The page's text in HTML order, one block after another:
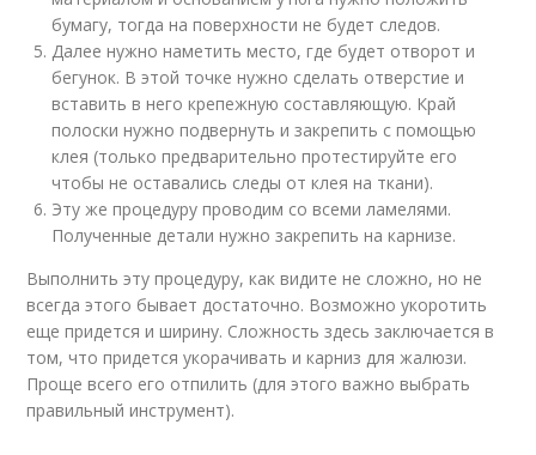
бумагу, тогда на поверхности не будет следов.
Далее нужно наметить место, где будет отворот и
бегунок. В этой точке нужно сделать отверстие и
вставить в него крепежную составляющую. Край
полоски нужно подвернуть и закрепить с помощью
клея (только предварительно протестируйте его
чтобы не оставались следы от клея на ткани).
Эту же процедуру проводим со всеми ламелями.
Полученные детали нужно закрепить на карнизе.
Выполнить эту процедуру, как видите не сложно, но не
всегда этого бывает достаточно. Возможно укоротить
еще придется и ширину. Сложность здесь заключается в
том, что придется укорачивать и карниз для жалюзи.
Проще всего его отпилить (для этого важно выбрать
правильный инструмент).